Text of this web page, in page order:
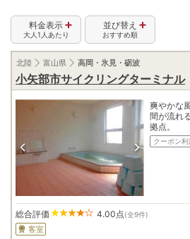
並び替え
おすすめ順
料金表示
大人1人あたり
北陸 富山県 高岡・氷見・砺波
小矢部市サイクリングターミナル
爽やかな
間が流れ
拠点。
クーポン
総合評価 4.00 点(全9件)
客室